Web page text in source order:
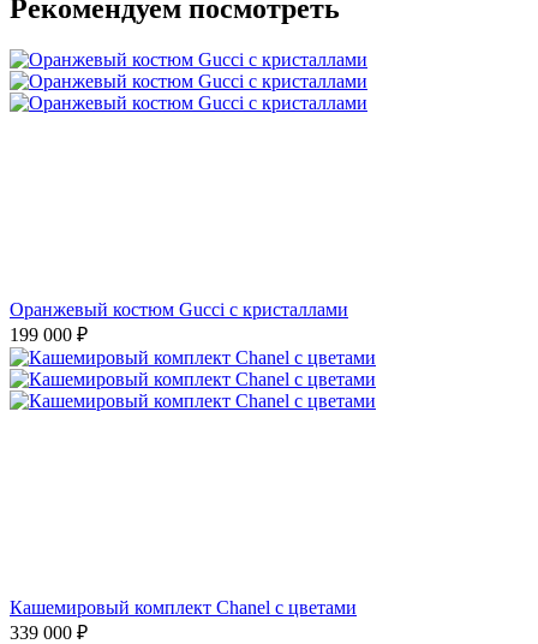
Рекомендуем посмотреть
Оранжевый костюм Gucci с кристаллами
199 000 ₽
Кашемировый комплект Chanel с цветами
339 000 ₽